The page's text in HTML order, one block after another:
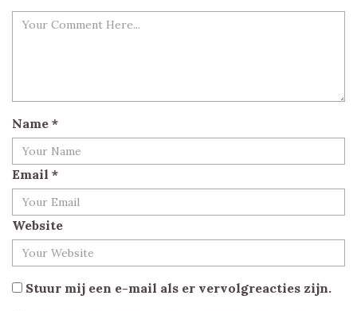
Name *
Email *
Website
Stuur mij een e-mail als er vervolgreacties zijn.